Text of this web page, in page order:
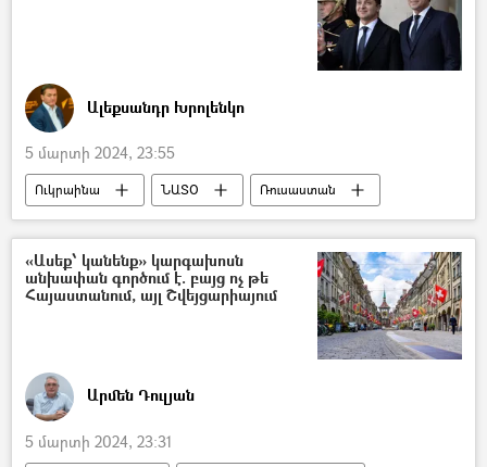
Ալեքսանդր Խրոլենկո
5 մարտի 2024, 23:55
Ուկրաինա ՆԱՏՕ
Ռուսաստան
Արևմուտք
ԱՄՆ
Եվրամիություն
Պատերազմ
«Ասեք՝ կանենք» կարգախոսն
անխափան գործում է. բայց ոչ թե
Հայաստանում, այլ Շվեյցարիայում
Արմեն Դուլյան
5 մարտի 2024, 23:31